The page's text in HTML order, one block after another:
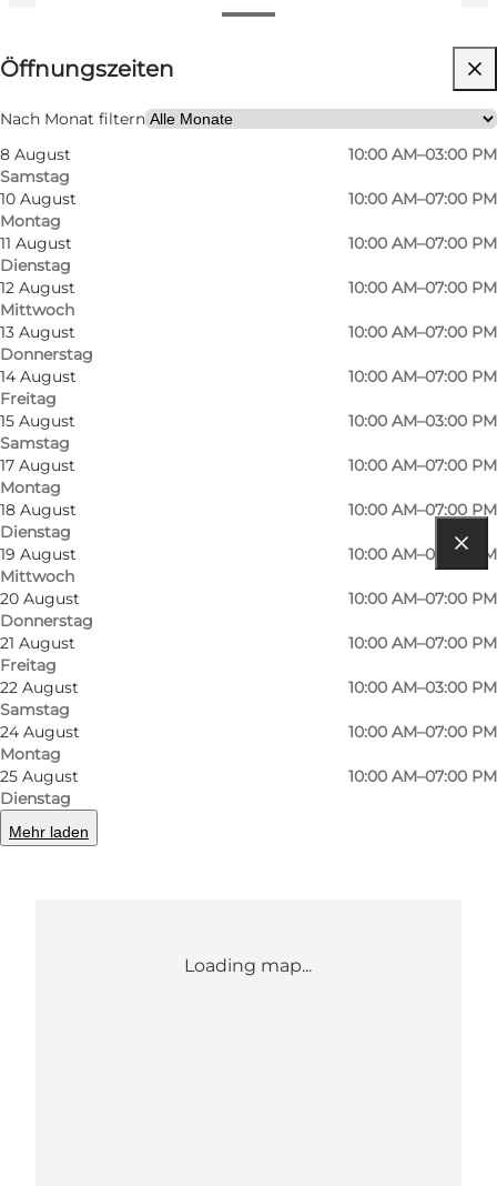
Öffnungszeiten anzeigen
Öffnungszeiten
Nach Monat filtern
8 August
Samstag
10:00 AM–03:00 PM
10 August
Montag
10:00 AM–07:00 PM
11 August
Dienstag
10:00 AM–07:00 PM
12 August
Mittwoch
10:00 AM–07:00 PM
13 August
Donnerstag
10:00 AM–07:00 PM
14 August
Freitag
10:00 AM–07:00 PM
15 August
Samstag
10:00 AM–03:00 PM
17 August
Montag
10:00 AM–07:00 PM
18 August
Dienstag
10:00 AM–07:00 PM
19 August
Mittwoch
10:00 AM–07:00 PM
20 August
Donnerstag
10:00 AM–07:00 PM
21 August
Freitag
10:00 AM–07:00 PM
22 August
Samstag
10:00 AM–03:00 PM
24 August
Montag
10:00 AM–07:00 PM
25 August
Dienstag
10:00 AM–07:00 PM
Mehr laden
Website besuchen
Mir selbst, Mein Partner, Freunde
Mehr erfahren
Route anzeigen
Østre Stationsvej 15
Loading map...